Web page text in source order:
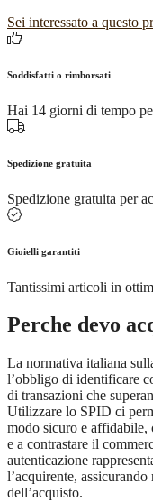
Sei interessato a questo
Soddisfatti o rimborsati
Hai 14 giorni di tempo
Spedizione gratuita
Spedizione gratuita per
Gioielli garantiti
Tantissimi articoli in
Perche devo
La normativa italiana
l’obbligo di identificare
di transazioni che
Utilizzare lo SPID ci
modo sicuro e affidabile,
e a contrastare il
autenticazione
l’acquirente,
dell’acquisto.